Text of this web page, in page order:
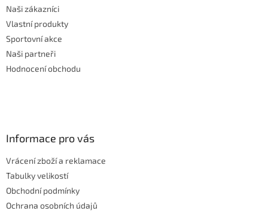
Naši zákazníci
Vlastní produkty
Sportovní akce
Naši partneři
Hodnocení obchodu
Informace pro vás
Vrácení zboží a reklamace
Tabulky velikostí
Obchodní podmínky
Ochrana osobních údajů